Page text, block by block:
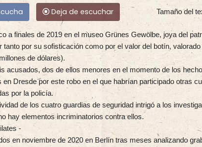
Deja de escuchar Tamaño del
a finales de 2019 en el museo Grünes Gewölbe, joya del
tanto por su sofisticación como por el valor del botín,
de dólares).
acusados, dos de ellos menores en el momento de los
en Dresde por este robo en el que habrían participado otras
por la policía.
de los cuatro guardias de seguridad intrigó a los
hay elementos incriminatorios contra ellos.
-
en noviembre de 2020 en Berlín tras meses analizando